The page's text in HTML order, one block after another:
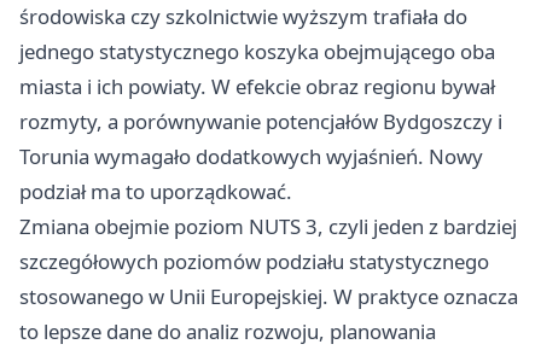
środowiska czy szkolnictwie wyższym trafiała do
jednego statystycznego koszyka obejmującego oba
miasta i ich powiaty. W efekcie obraz regionu bywał
rozmyty, a porównywanie potencjałów Bydgoszczy i
Torunia wymagało dodatkowych wyjaśnień. Nowy
podział ma to uporządkować.
Zmiana obejmie poziom NUTS 3, czyli jeden z bardziej
szczegółowych poziomów podziału statystycznego
stosowanego w Unii Europejskiej. W praktyce oznacza
to lepsze dane do analiz rozwoju, planowania